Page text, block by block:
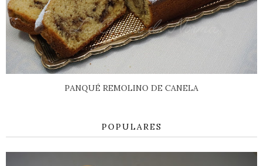
PANQUÉ REMOLINO DE CANELA
POPULARES